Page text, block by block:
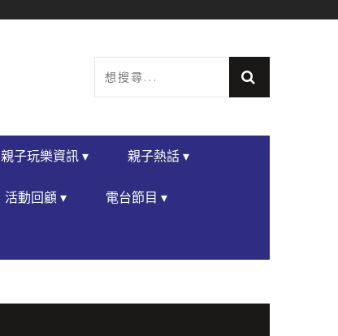
親子玩樂資訊 ▾ 親子熱話 ▾
活動回顧 ▾ 電台節目 ▾